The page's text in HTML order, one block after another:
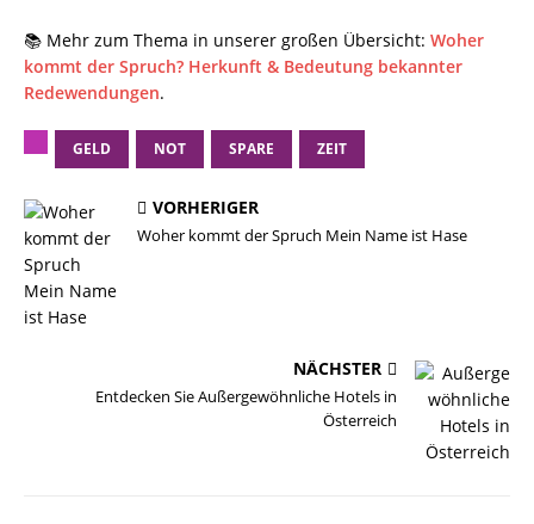
📚 Mehr zum Thema in unserer großen Übersicht: Woher
kommt der Spruch? Herkunft & Bedeutung bekannter
Redewendungen.
GELD NOT SPARE ZEIT
VORHERIGER
Woher kommt der Spruch Mein Name ist Hase
NÄCHSTER
Entdecken Sie Außergewöhnliche Hotels in
Österreich